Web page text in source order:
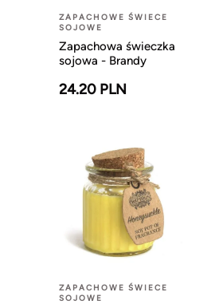
ZAPACHOWE ŚWIECE
SOJOWE
Zapachowa świeczka
sojowa - Brandy
24.20 PLN
ZAPACHOWE ŚWIECE
SOJOWE